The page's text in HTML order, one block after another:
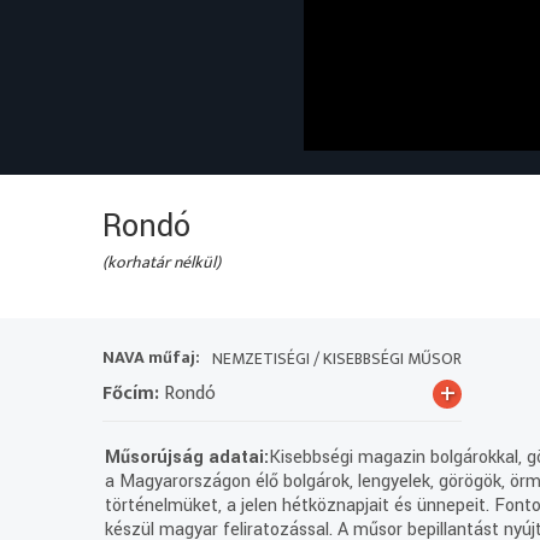
Rondó
(korhatár nélkül)
NAVA műfaj: NEMZETISÉGI / KISEBBSÉGI MŰSOR
Főcím:Rondó +
Műsorújság adatai:Kisebbségi magazin bolgárokkal,
a Magyarországon élő bolgárok, lengyelek, görögök,
történelmüket, a jelen hétköznapjait és ünnepeit.
készül magyar feliratozással. A műsor bepillantást